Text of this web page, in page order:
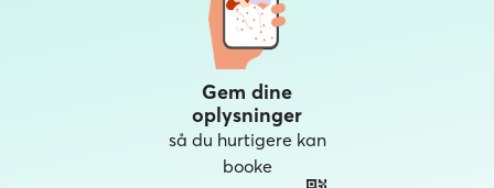
Gem dine
oplysninger
så du hurtigere kan
booke